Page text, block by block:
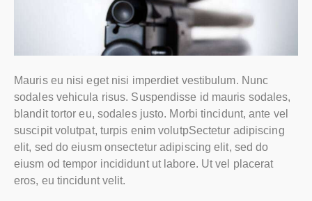
Mauris eu nisi eget nisi imperdiet vestibulum. Nunc
sodales vehicula risus. Suspendisse id mauris sodales,
blandit tortor eu, sodales justo. Morbi tincidunt, ante vel
suscipit volutpat, turpis enim volutpSectetur adipiscing
elit, sed do eiusm onsectetur adipiscing elit, sed do
eiusm od tempor incididunt ut labore. Ut vel placerat
eros, eu tincidunt velit.